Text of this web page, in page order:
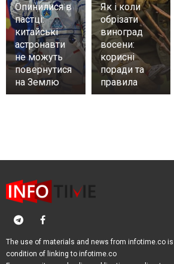
Опинилися в
пастці:
китайські
астронавти
не можуть
повернутися
на Землю
Як і коли
обрізати
виноград
восени:
корисні
поради та
правила
The use of materials and news from infotime.co
condition of linking to infotime.co